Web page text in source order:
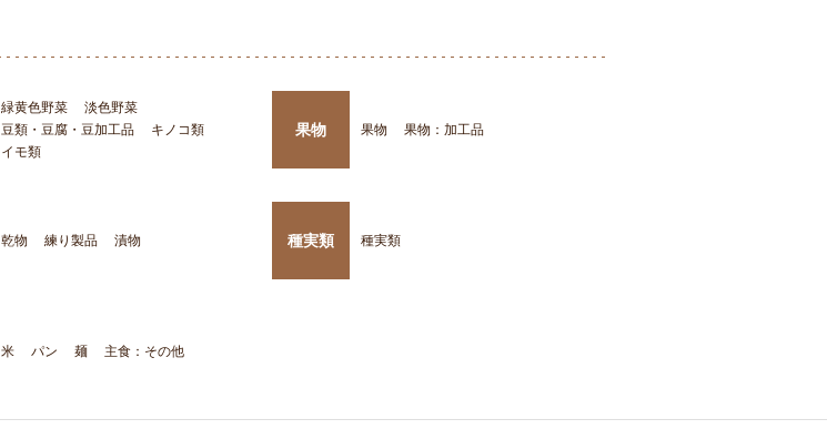
緑黄色野菜
淡色野菜
豆類・豆腐・豆加工品
キノコ類
イモ類
果物 果物 果物：加工品
乾物 練り製品 漬物 種実類 種実類
米 パン 麺 主食：その他